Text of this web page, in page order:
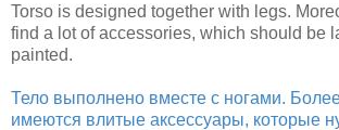
Torso is designed together with legs.
find a lot of accessories, which should be
painted.
Тело выполнено вместе с ногами. Более
имеются влитые аксессуары, которые